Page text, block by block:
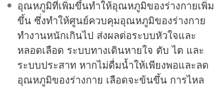
อุณหภูมิที่เพิ่มขึ้นทำให้อุณหภูมิของร่างกายเพิ่ม
ขึ้น ซึ่งทำให้ศูนย์ควบคุมอุณหภูมิของร่างกาย
ทำงานหนักเกินไป ส่งผลต่อระบบหัวใจและ
หลอดเลือด ระบบทางเดินหายใจ ตับ ไต และ
ระบบประสาท หากไม่ดื่มน้ำให้เพียงพอและลด
อุณหภูมิของร่างกาย เลือดจะข้นขึ้น การไหล